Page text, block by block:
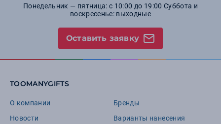
Понедельник — пятница: с 10:00 до 19:00 Суббота и
воскресенье: выходные
Оставить заявку
TOOMANYGIFTS
О компании
Новости
Бренды
Варианты нанесения